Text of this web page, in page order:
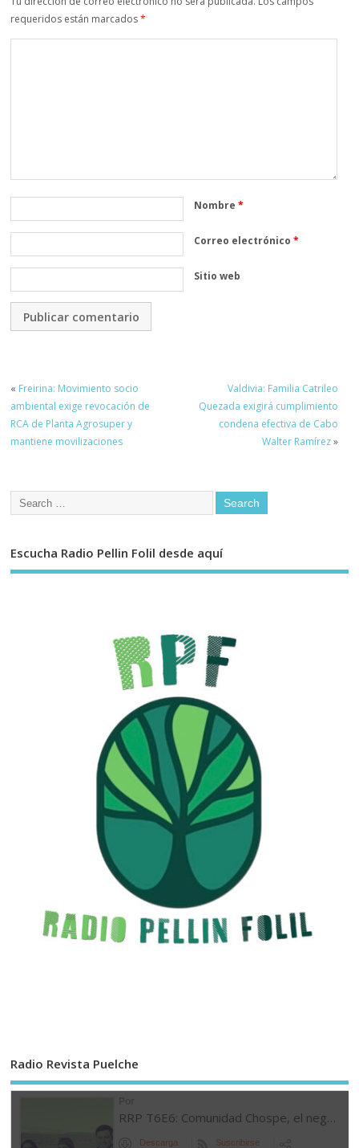
requeridos están marcados*
Nombre*
Correo electrónico*
Sitio web
« Freirina: Movimiento socio
ambiental exige revocación de
RCA de Planta Agrosuper y
mantiene movilizaciones
Valdivia: Familia Catrileo
Quezada exigirá cumplimiento
condena efectiva de Cabo
Walter Ramírez»
Escucha Radio Pellin Folil desde aquí
Radio Revista Puelche